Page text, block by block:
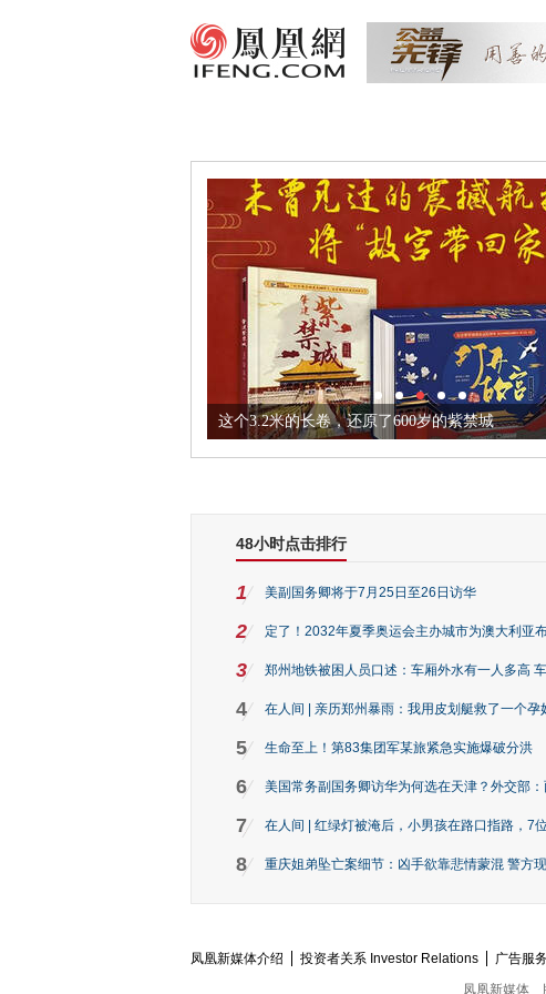
这个3.2米的长卷，还原了600岁的紫禁城
48小时点击排行
1 美副国务卿将于7月25日至26日访华
2 定了！2032年夏季奥运会主办城市为澳大利亚
3 郑州地铁被困人员口述：车厢外水有一人多高
4 在人间 | 亲历郑州暴雨：我用皮划艇救了一个孕
5 生命至上！第83集团军某旅紧急实施爆破分洪
6 美国常务副国务卿访华为何选在天津？外交部：
7 在人间 | 红绿灯被淹后，小男孩在路口指路，7
8 重庆姐弟坠亡案细节：凶手欲靠悲情蒙混 警方
凤凰新媒体介绍 投资者关系 Investor Relations 广告服
凤凰新媒体